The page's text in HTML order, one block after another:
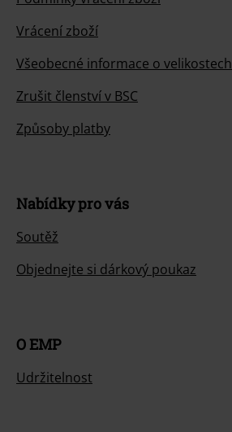
Vrácení zboží
Všeobecné informace o velikostech
Zrušit členství v BSC
Způsoby platby
Nabídky pro vás
Soutěž
Objednejte si dárkový poukaz
O EMP
Udržitelnost